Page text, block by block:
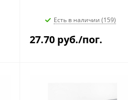
Есть в наличии (159)
27.70 руб./пог.